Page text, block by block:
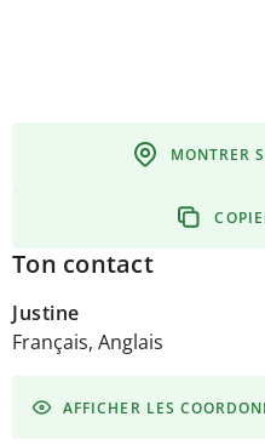
MONTRER
Ton contact
Justine
Français, Anglais
AFFICHER LES